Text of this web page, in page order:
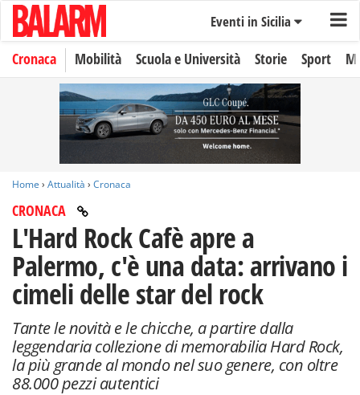
Eventi in Sicilia
Cronaca Mobilità Scuola e Università Storie Sport
Home › Attualità › Cronaca
CRONACA
L'Hard Rock Cafè apre a
Palermo, c'è una data: arrivano i
cimeli delle star del rock
Tante le novità e le chicche, a partire dalla
leggendaria collezione di memorabilia Hard Rock,
la più grande al mondo nel suo genere, con oltre
88.000 pezzi autentici